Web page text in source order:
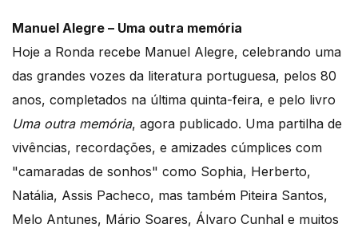
Manuel Alegre – Uma outra memória
Hoje a Ronda recebe Manuel Alegre, celebrando uma
das grandes vozes da literatura portuguesa, pelos 80
anos, completados na última quinta-feira, e pelo livro
Uma outra memória, agora publicado. Uma partilha de
vivências, recordações, e amizades cúmplices com
"camaradas de sonhos" como Sophia, Herberto,
Natália, Assis Pacheco, mas também Piteira Santos,
Melo Antunes, Mário Soares, Álvaro Cunhal e muitos